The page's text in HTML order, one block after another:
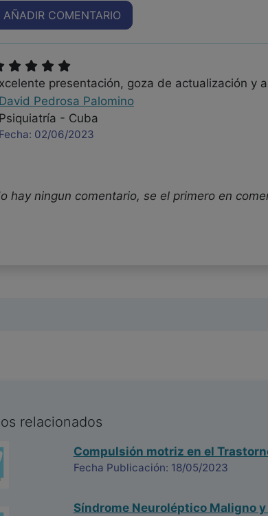
AÑADIR COMENTARIO
presentación, goza de actualización y
David Pedrosa Palomino
Psiquiatría - Cuba
Fecha: 02/06/2023
hay ningun comentario, se el primero en
relacionados
Compulsión motriz en el
Fecha Publicación: 18/05/2023
Síndrome Neuroléptico Maligno